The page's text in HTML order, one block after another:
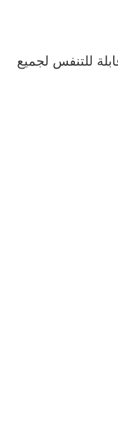
للتنفس لجميع